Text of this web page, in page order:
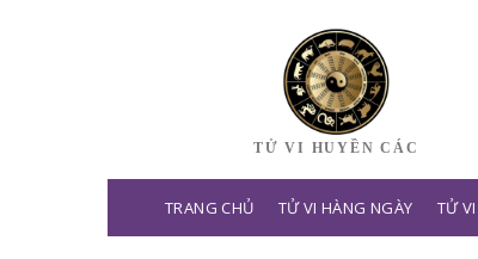
TỬ VI HUYỀN CÁC
TRANG CHỦ TỬ VI HÀNG NGÀY TỬ